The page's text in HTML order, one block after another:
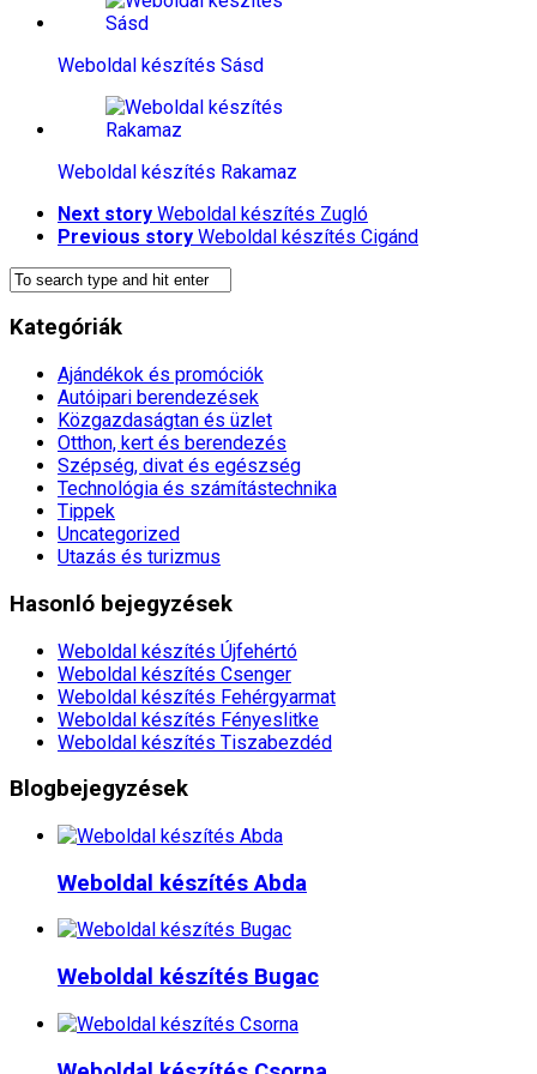
Weboldal készítés​ Sásd
Weboldal készítés​ Rakamaz
Next story Weboldal készítés​ Zugló
Previous story Weboldal készítés​ Cigánd
Kategóriák
Ajándékok és promóciók
Autóipari berendezések
Közgazdaságtan és üzlet
Otthon, kert és berendezés
Szépség, divat és egészség
Technológia és számítástechnika
Tippek
Uncategorized
Utazás és turizmus
Hasonló bejegyzések
Weboldal készítés​ Újfehértó
Weboldal készítés​ Csenger
Weboldal készítés​ Fehérgyarmat
Weboldal készítés​ Fényeslitke
Weboldal készítés​ Tiszabezdéd
Blogbejegyzések
Weboldal készítés​ Abda
Weboldal készítés​ Bugac